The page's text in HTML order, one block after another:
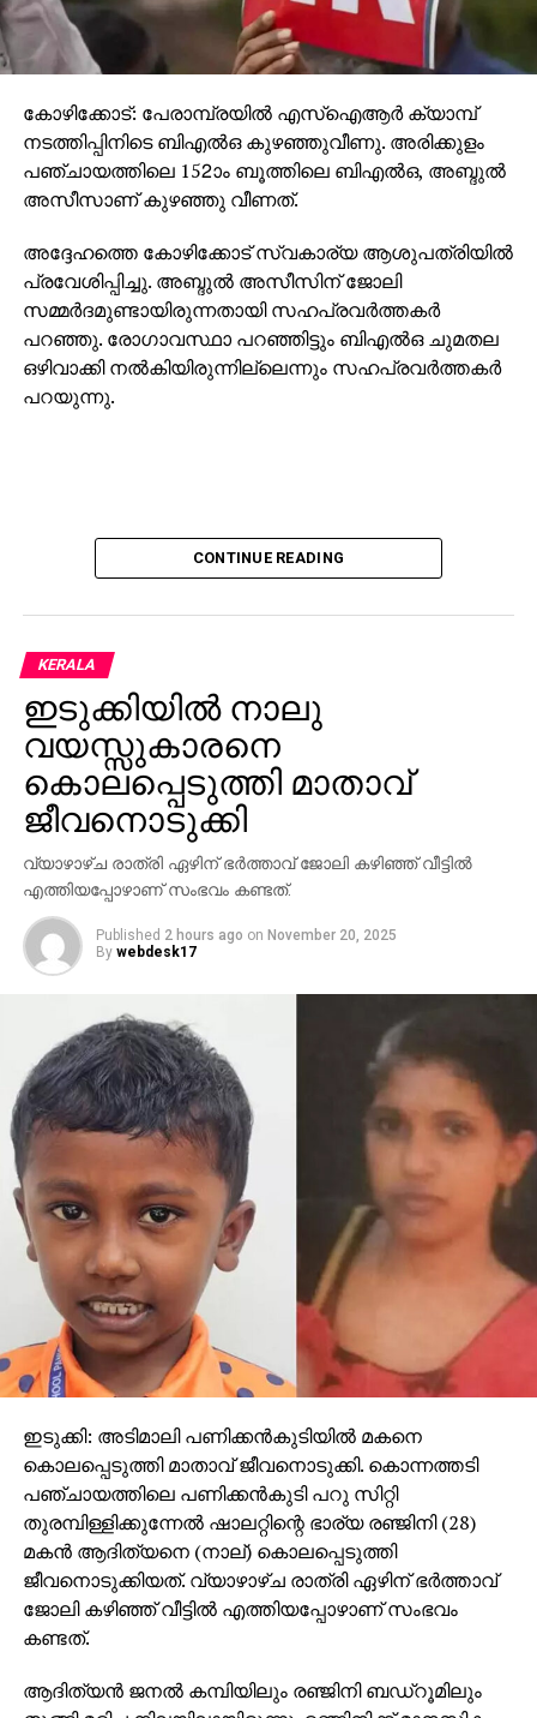
കോഴിക്കോട്: പേരാമ്പ്രയില്‍ എസ്‌ഐആര്‍ ക്യാമ്പ്
നടത്തിപ്പിനിടെ ബിഎല്‍ഒ കുഴഞ്ഞുവീണു. അരിക്കുളം
പഞ്ചായത്തിലെ 152ാം ബൂത്തിലെ ബിഎല്‍ഒ, അബ്ദുല്‍
അസീസാണ് കുഴഞ്ഞു വീണത്.
അദ്ദേഹത്തെ കോഴിക്കോട് സ്വകാര്യ ആശുപത്രിയില്‍
പ്രവേശിപ്പിച്ചു. അബ്ദുല്‍ അസീസിന് ജോലി
സമ്മര്‍ദമുണ്ടായിരുന്നതായി സഹപ്രവര്‍ത്തകര്‍
പറഞ്ഞു. രോഗാവസ്ഥാ പറഞ്ഞിട്ടും ബിഎല്‍ഒ ചുമതല
ഒഴിവാക്കി നല്‍കിയിരുന്നില്ലെന്നും സഹപ്രവര്‍ത്തകര്‍
പറയുന്നു.
CONTINUE READING
KERALA
ഇടുക്കിയില്‍ നാലു
വയസ്സുകാരനെ
കൊലപ്പെടുത്തി മാതാവ്
ജീവനൊടുക്കി
വ്യാഴാഴ്ച രാത്രി ഏഴിന് ഭര്‍ത്താവ് ജോലി കഴിഞ്ഞ് വീട്ടില്‍
എത്തിയപ്പോഴാണ് സംഭവം കണ്ടത്.
Published 2 hours ago on November 20, 2025
By webdesk17
ഇടുക്കി: അടിമാലി പണിക്കന്‍കുടിയില്‍ മകനെ
കൊലപ്പെടുത്തി മാതാവ് ജീവനൊടുക്കി. കൊന്നത്തടി
പഞ്ചായത്തിലെ പണിക്കന്‍കുടി പറു സിറ്റി
തുരമ്പിള്ളിക്കുന്നേല്‍ ഷാലറ്റിന്റെ ഭാര്യ രഞ്ജിനി (28)
മകന്‍ ആദിത്യനെ (നാല്) കൊലപ്പെടുത്തി
ജീവനൊടുക്കിയത്. വ്യാഴാഴ്ച രാത്രി ഏഴിന് ഭര്‍ത്താവ്
ജോലി കഴിഞ്ഞ് വീട്ടില്‍ എത്തിയപ്പോഴാണ് സംഭവം
കണ്ടത്.
ആദിത്യന്‍ ജനല്‍ കമ്പിയിലും രഞ്ജിനി ബഡ്‌റൂമിലും